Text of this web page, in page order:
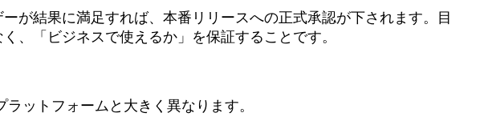
が結果に満足すれば、本番リリースへの正式承認が下されます。目
、「ビジネスで使えるか」を保証することです。
ットフォームと大きく異なります。